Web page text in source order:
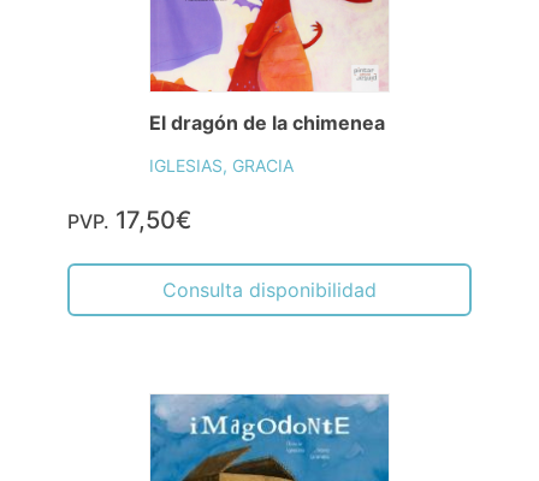
El dragón de la chimenea
IGLESIAS, GRACIA
PVP. 17,50€
Consulta disponibilidad